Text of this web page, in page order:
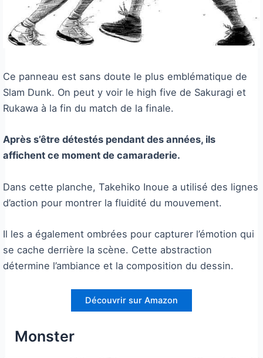
Ce panneau est sans doute le plus emblématique de
Slam Dunk. On peut y voir le high five de Sakuragi et
Rukawa à la fin du match de la finale.
Après s’être détestés pendant des années, ils
affichent ce moment de camaraderie.
Dans cette planche, Takehiko Inoue a utilisé des lignes
d’action pour montrer la fluidité du mouvement.
Il les a également ombrées pour capturer l’émotion qui
se cache derrière la scène. Cette abstraction
détermine l’ambiance et la composition du dessin.
Découvrir sur Amazon
Monster